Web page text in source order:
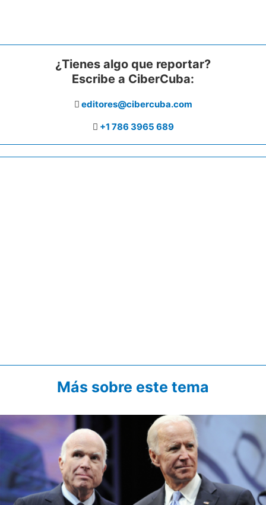
¿Tienes algo que reportar?
Escribe a CiberCuba:
editores@cibercuba.com
+1 786 3965 689
Más sobre este tema